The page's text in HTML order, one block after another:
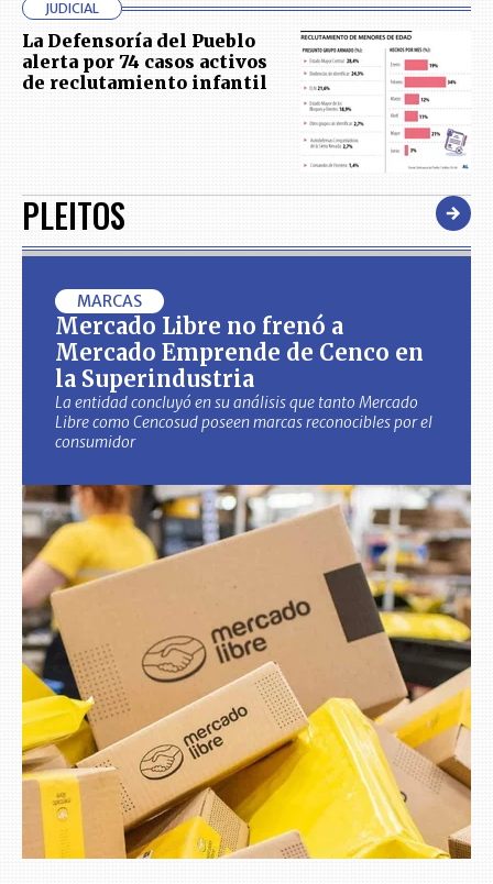
JUDICIAL
La Defensoría del Pueblo
alerta por 74 casos activos
de reclutamiento infantil
PLEITOS
MARCAS
Mercado Libre no frenó a
Mercado Emprende de Cenco en
la Superindustria
La entidad concluyó en su análisis que tanto Mercado
Libre como Cencosud poseen marcas reconocibles por el
consumidor